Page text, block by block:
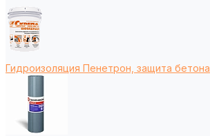
Гидроизоляция Пенетрон, защита бетона